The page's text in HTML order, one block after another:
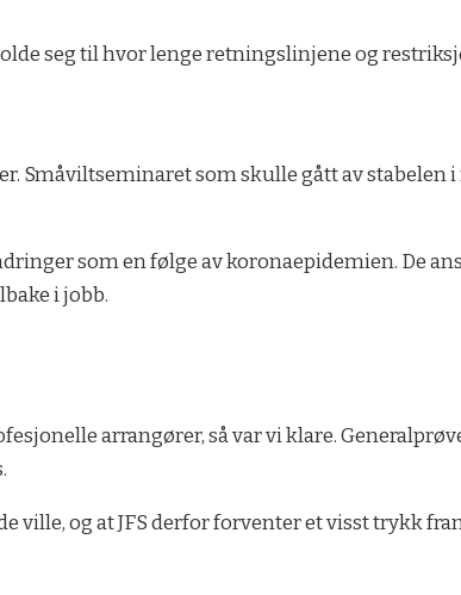
seg til hvor lenge retningslinjene og
Småviltseminaret som skulle gått av stabelen i
som en følge av koronaepidemien. De
i jobb.
arrangører, så var vi klare.
ville, og at JFS derfor forventer et visst trykk